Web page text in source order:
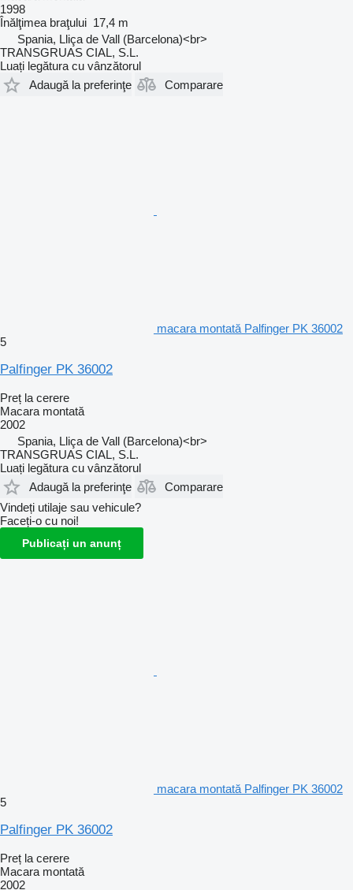
1998
Înălţimea braţului 17,4 m
Spania, Lliça de Vall (Barcelona)<br>
TRANSGRUAS CIAL, S.L.
Luați legătura cu vânzătorul
Adaugă la preferinţe
Comparare
macara montată Palfinger PK 36002
5
Palfinger PK 36002
Preț la cerere
Macara montată
2002
Spania, Lliça de Vall (Barcelona)<br>
TRANSGRUAS CIAL, S.L.
Luați legătura cu vânzătorul
Adaugă la preferinţe
Comparare
Vindeți utilaje sau vehicule?
Faceți-o cu noi!
Publicați un anunț
macara montată Palfinger PK 36002
5
Palfinger PK 36002
Preț la cerere
Macara montată
2002